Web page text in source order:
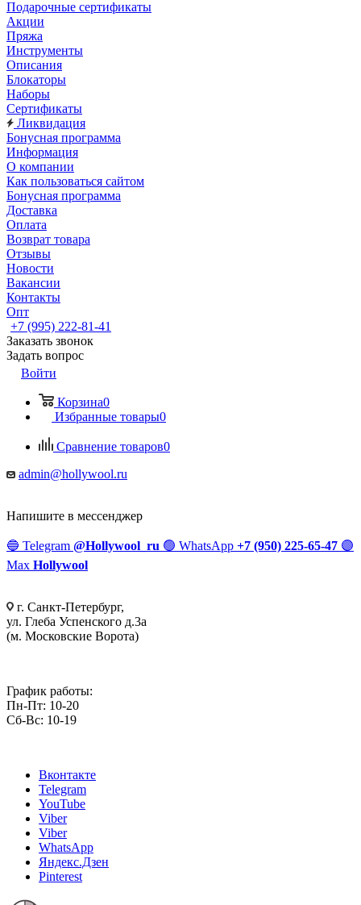
Подарочные сертификаты
Акции
Пряжа
Инструменты
Описания
Блокаторы
Наборы
Сертификаты
Ликвидация
Бонусная программа
Информация
О компании
Как пользоваться сайтом
Бонусная программа
Доставка
Оплата
Возврат товара
Отзывы
Новости
Вакансии
Контакты
Опт
+7 (995) 222-81-41
Заказать звонок
Задать вопрос
Войти
Корзина0
Избранные товары0
Сравнение товаров0
admin@hollywool.ru
Напишите в мессенджер
🔵 Telegram @Hollywool_ru 🟢 WhatsApp +7 (950) 225-65-47 🟣
Max Hollywool
г. Санкт-Петербург,
ул. Глеба Успенского д.3а
(м. Московские Ворота)
График работы:
Пн-Пт: 10-20
Сб-Вс: 10-19
Вконтакте
Telegram
YouTube
Viber
Viber
WhatsApp
Яндекс.Дзен
Pinterest